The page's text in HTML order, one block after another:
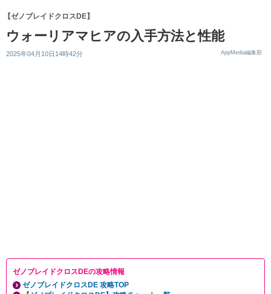
【ゼノブレイドクロスDE】
ウォーリアマヒアの入手方法と性能
2025年04月10日14時42分 AppMedia編集部
ゼノブレイドクロスDEの攻略情報
ゼノブレイドクロスDE 攻略TOP